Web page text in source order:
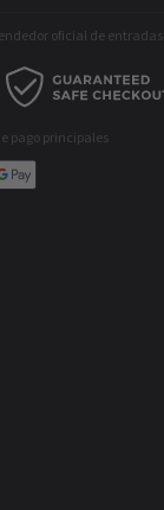
oficial de entradas
pago principales